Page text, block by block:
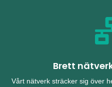
Brett
Vårt nätverk sträcker sig över